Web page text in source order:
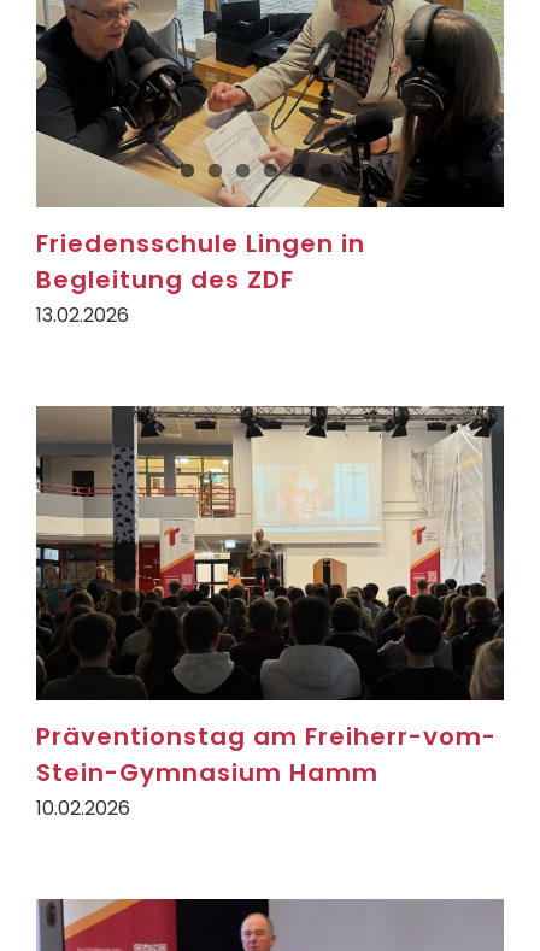
Friedensschule Lingen in
Begleitung des ZDF
13.02.2026
Präventionstag am Freiherr-vom-
Stein-Gymnasium Hamm
10.02.2026